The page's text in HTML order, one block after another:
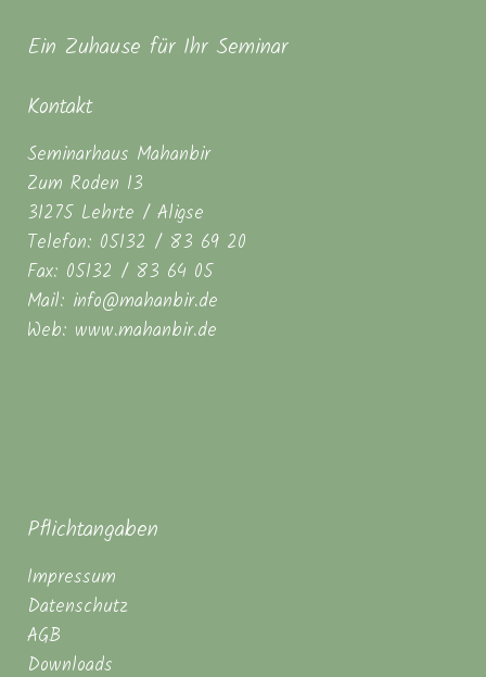
Ein Zuhause für Ihr Seminar
Kontakt
Seminarhaus Mahanbir
Zum Roden 13
31275 Lehrte / Aligse
Telefon: 05132 / 83 69 20
Fax: 05132 / 83 64 05
Mail: info@mahanbir.de
Web: www.mahanbir.de
Pflichtangaben
Impressum
Datenschutz
AGB
Downloads